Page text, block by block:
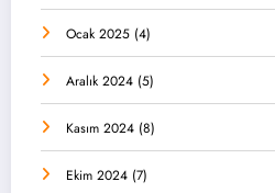
Ocak 2025 (4)
Aralık 2024 (5)
Kasım 2024 (8)
Ekim 2024 (7)